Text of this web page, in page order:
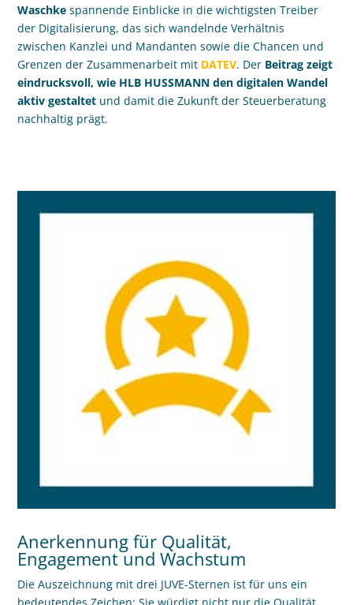
Waschke spannende Einblicke in die wichtigsten Treiber
der Digitalisierung, das sich wandelnde Verhältnis
zwischen Kanzlei und Mandanten sowie die Chancen und
Grenzen der Zusammenarbeit mit DATEV. Der Beitrag zeigt
eindrucksvoll, wie HLB HUSSMANN den digitalen Wandel
aktiv gestaltet und damit die Zukunft der Steuerberatung
nachhaltig prägt.
Anerkennung für Qualität,
Engagement und Wachstum
Die Auszeichnung mit drei JUVE-Sternen ist für uns ein